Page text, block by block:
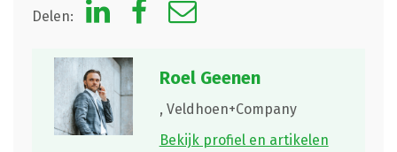
Delen:
Roel Geenen
, Veldhoen+Company
Bekijk profiel en artikelen